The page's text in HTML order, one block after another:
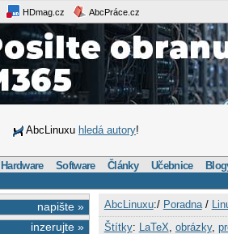
HDmag.cz AbcPráce.cz
AbcLinuxu hledá autory!
Hardware Software Články Učebnice
napište »
inzerujte »
AbcLinuxu:/ Poradna/
Štítky: LaTeX obrázky,